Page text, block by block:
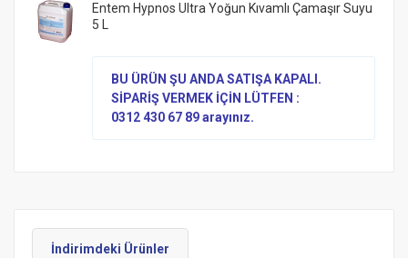
Entem Hypnos Ultra Yoğun Kıvamlı Çamaşır Suyu
5 L
BU ÜRÜN ŞU ANDA SATIŞA KAPALI.
SİPARİŞ VERMEK İÇİN LÜTFEN :
0312 430 67 89 arayınız.
İndirimdeki Ürünler